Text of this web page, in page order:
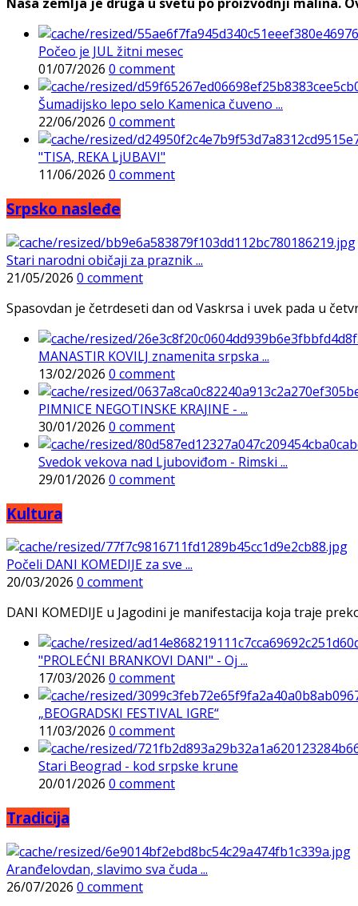
Naša zemlja je druga u svetu po proizvodnji malina.
Počeo je JUL žitni mesec
01/07/2026 0 comment
Šumadijsko lepo selo Kamenica čuveno ...
22/06/2026 0 comment
"TISA, REKA LjUBAVI"
11/06/2026 0 comment
Srpsko nasleđe
Stari narodni običaji za praznik ...
21/05/2026 0 comment
Spasovdan je četrdeseti dan od Vaskrsa i uvek pada u
MANASTIR KOVILJ znamenita srpska ...
13/02/2026 0 comment
PIMNICE NEGOTINSKE KRAJINE - ...
30/01/2026 0 comment
Svedok vekova nad Ljuboviđom - Rimski ...
29/01/2026 0 comment
Kultura
Počeli DANI KOMEDIJE za sve ...
20/03/2026 0 comment
DANI KOMEDIJE u Jagodini je manifestacija koja traje
"PROLEĆNI BRANKOVI DANI" - Oj ...
17/03/2026 0 comment
„BEOGRADSKI FESTIVAL IGRE“
11/03/2026 0 comment
Stari Beograd - kod srpske krune
20/01/2026 0 comment
Tradicija
Aranđelovdan, slavimo sva čuda ...
26/07/2026 0 comment